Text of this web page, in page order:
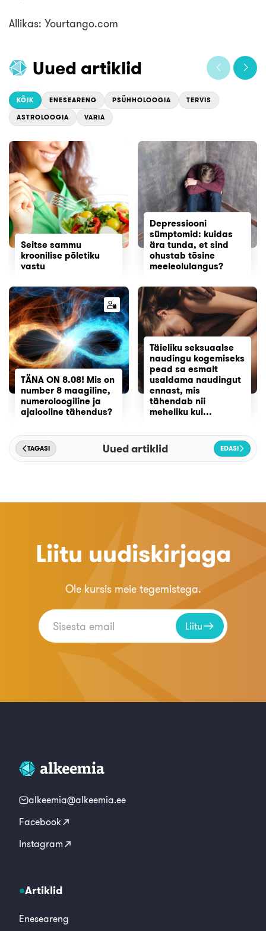
Allikas: Yourtango.com
Uued artiklid
KÕIK ENESEARENG PSÜHHOLOOGIA TERVIS
ASTROLOOGIA VARIA
Seitse sammu
kroonilise põletiku
vastu
Depressiooni
sümptomid: kuidas
ära tunda, et sind
ohustab tõsine
meeleolulangus?
TÄNA ON 8.08! Mis on
number 8 maagiline,
numeroloogiline ja
ajalooline tähendus?
Täieliku seksuaalse
naudingu kogemiseks
pead sa esmalt
usaldama naudingut
ennast, mis
tähendab nii
meheliku kui...
TAGASI Uued artiklid EDASI
Liitu uudiskirjaga
Ole kursis meie tegemistega.
Liitu
alkeemia@alkeemia.ee
Facebook
Instagram
Artiklid
Eneseareng